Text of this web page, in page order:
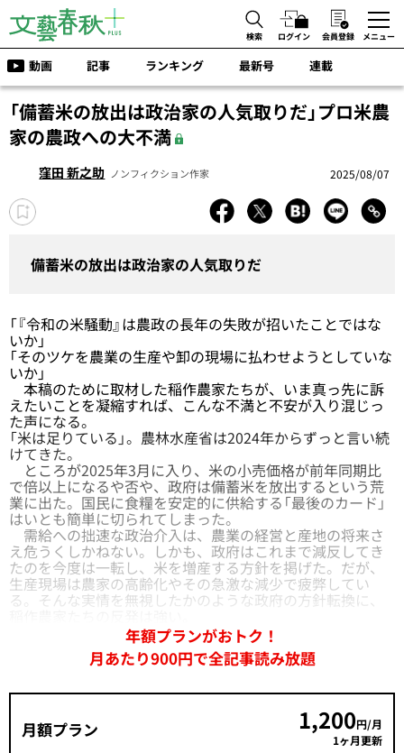
検索 ログイン 会員登録 メニュー
動画 記事 ランキング 最新号 連載
「備蓄米の放出は政治家の人気取りだ」プロ米農
家の農政への大不満
窪田 新之助 ノンフィクション作家 2025/08/07
備蓄米の放出は政治家の人気取りだ
「『令和の米騒動』は農政の長年の失敗が招いたことではな
いか」
「そのツケを農業の生産や卸の現場に払わせようとしていな
いか」
本稿のために取材した稲作農家たちが、いま真っ先に訴
えたいことを凝縮すれば、こんな不満と不安が入り混じっ
た声になる。
「米は足りている」。農林水産省は2024年からずっと言い続
けてきた。
ところが2025年3月に入り、米の小売価格が前年同期比
で倍以上になるや否や、政府は備蓄米を放出するという荒
業に出た。国民に食糧を安定的に供給する「最後のカード」
はいとも簡単に切られてしまった。
需給への拙速な政治介入は、農業の経営と産地の将来さ
え危うくしかねない。しかも、政府はこれまで減反してき
たのを今度は一転し、米を増産する方針を掲げた。だが、
生産現場は農家の高齢化やその急激な減少で疲弊してい
る。そんな実情を無視したかのような政府の方針転換に、
年額プランがおトク！
月あたり900円で全記事読み放題
月額プラン 1,200円/月
1ヶ月更新